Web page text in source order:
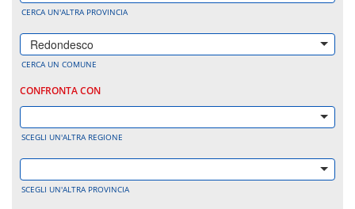
CERCA UN'ALTRA PROVINCIA
Redondesco
CERCA UN COMUNE
CONFRONTA CON
SCEGLI UN'ALTRA REGIONE
SCEGLI UN'ALTRA PROVINCIA